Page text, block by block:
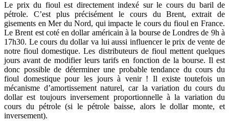
Le prix du fioul est directement indexé sur le cours du baril de
pétrole. C’est plus précisément le cours du Brent, extrait de
gisements en Mer du Nord, qui impacte le cours du fioul en France.
Le Brent est coté en dollar américain à la bourse de Londres de 9h à
17h30. Le cours du dollar va lui aussi influencer le prix de vente de
notre fioul domestique. Les distributeurs de fioul mettent quelques
jours avant de modifier leurs tarifs en fonction de la bourse. Il est
donc possible de déterminer une probable tendance du cours du
fioul domestique pour les jours à venir ! Il existe toutefois un
mécanisme d’amortissement naturel, car la variation du cours du
dollar est toujours inversement proportionnelle à la variation du
cours du pétrole (si le pétrole baisse, alors le dollar monte, et
inversement).